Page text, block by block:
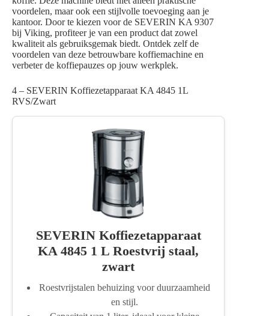
voordelen, maar ook een stijlvolle toevoeging aan je
kantoor. Door te kiezen voor de SEVERIN KA 9307
bij Viking, profiteer je van een product dat zowel
kwaliteit als gebruiksgemak biedt. Ontdek zelf de
voordelen van deze betrouwbare koffiemachine en
verbeter de koffiepauzes op jouw werkplek.
4 – SEVERIN Koffiezetapparaat KA 4845 1L
RVS/Zwart
SEVERIN Koffiezetapparaat
KA 4845 1 L Roestvrij staal,
zwart
Roestvrijstalen behuizing voor duurzaamheid
en stijl.